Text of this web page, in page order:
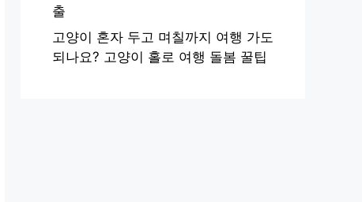
출
고양이 혼자 두고 며칠까지 여행 가도
되나요? 고양이 홀로 여행 돌봄 꿀팁